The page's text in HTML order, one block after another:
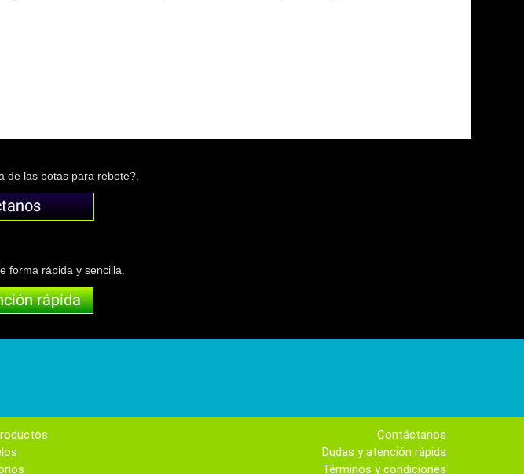
de las botas para rebote?.
forma rápida y sencilla.
Contáctanos
Dudas y atención rápida
Términos y condiciones